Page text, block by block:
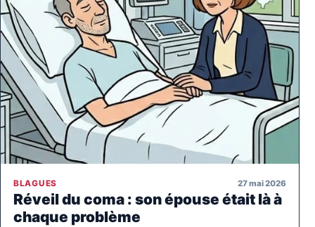
BLAGUES 27 mai 2026
Réveil du coma : son épouse était là à
chaque problème